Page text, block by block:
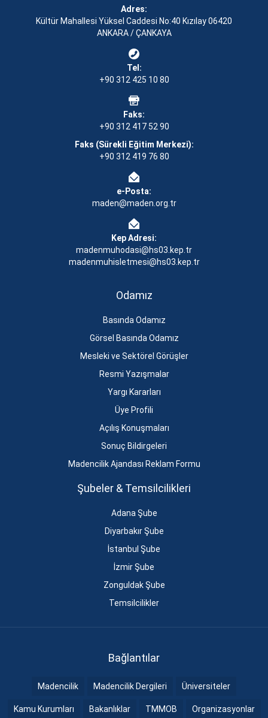
Adres:
Kültür Mahallesi Yüksel Caddesi No:40 Kızılay 06420
ANKARA / ÇANKAYA
Tel:
+90 312 425 10 80
Faks:
+90 312 417 52 90
Faks (Sürekli Eğitim Merkezi):
+90 312 419 76 80
e-Posta:
maden@maden.org.tr
Kep Adresi:
madenmuhodasi@hs03.kep.tr
madenmuhisletmesi@hs03.kep.tr
Odamız
Basında Odamız
Görsel Basında Odamız
Mesleki ve Sektörel Görüşler
Resmi Yazışmalar
Yargı Kararları
Üye Profili
Açılış Konuşmaları
Sonuç Bildirgeleri
Madencilik Ajandası Reklam Formu
Şubeler & Temsilcilikleri
Adana Şube
Diyarbakır Şube
İstanbul Şube
İzmir Şube
Zonguldak Şube
Temsilcilikler
Bağlantılar
Madencilik Madencilik Dergileri Üniversiteler
Kamu Kurumları Bakanlıklar TMMOB Organizasyonlar